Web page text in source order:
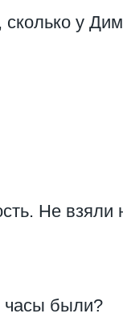
сколько у
Не взяли
часы были?